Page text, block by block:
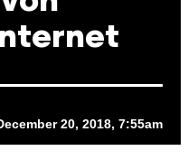
20, 2018, 7:55am